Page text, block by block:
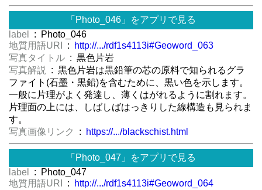
「Photo_046」をアプリで見る
label
: Photo_046
地質用語URI
:
http://.../rdf1s4113i#Geoword_063
写真タイトル : 黒色片岩
写真解説
: 黒色片岩は黒鉛筆の芯の原料で知られるグラ
ファイト(石墨・黒鉛)を含むために、黒い色を示します。
一般に片理がよく発達し、薄くはがれるように割れます。
片理面の上には、しばしばはっきりした線構造も見られま
す。
写真画像リンク
: https://.../blackschist.html
「Photo_047」をアプリで見る
label
: Photo_047
地質用語URI
:
http://.../rdf1s4113i#Geoword_064